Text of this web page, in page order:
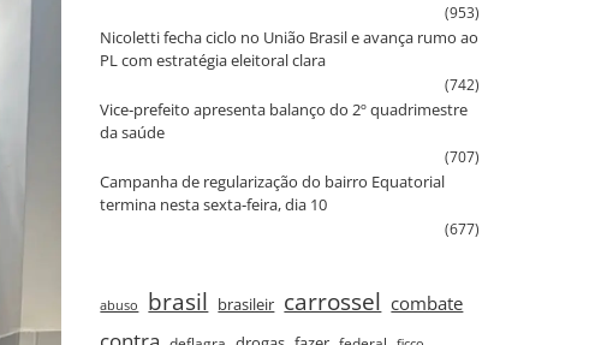
(953)
Nicoletti fecha ciclo no União Brasil e avança rumo ao
PL com estratégia eleitoral clara
(742)
Vice‑prefeito apresenta balanço do 2º quadrimestre
da saúde
(707)
Campanha de regularização do bairro Equatorial
termina nesta sexta‑feira, dia 10
(677)
abuso brasil brasileir carrossel combate